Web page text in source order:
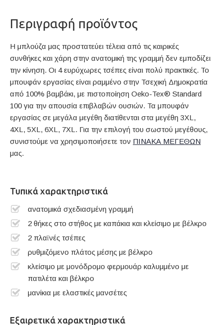
Περιγραφή προϊόντος
Η μπλούζα μας προστατεύει τέλεια από τις καιρικές
συνθήκες και χάρη στην ανατομική της γραμμή δεν εμποδίζει
την κίνηση. Οι 4 ευρύχωρες τσέπες είναι πολύ πρακτικές. Το
μπουφάν εργασίας είναι ραμμένο στην Τσεχική Δημοκρατία
από 100% βαμβάκι, με πιστοποίηση Oeko-Tex® Standard
100 για την απουσία επιβλαβών ουσιών. Τα μπουφάν
εργασίας σε μεγάλα μεγέθη διατίθενται στα μεγέθη 3XL,
4XL, 5XL, 6XL, 7XL. Για την επιλογή του σωστού μεγέθους,
συνιστούμε να χρησιμοποιήσετε τον ΠΙΝΑΚΑ ΜΕΓΕΘΩΝ
μας.
Τυπικά χαρακτηριστικά
ανατομικά σχεδιασμένη γραμμή
2 θήκες στο στήθος με καπάκια και κλείσιμο με βέλκρο
2 πλαϊνές τσέπες
ρυθμιζόμενο πλάτος μέσης με βέλκρο
κλείσιμο με μονόδρομο φερμουάρ καλυμμένο με
πατιλέτα και βέλκρο
μανίκια με ελαστικές μανσέτες
Εξαιρετικά χαρακτηριστικά